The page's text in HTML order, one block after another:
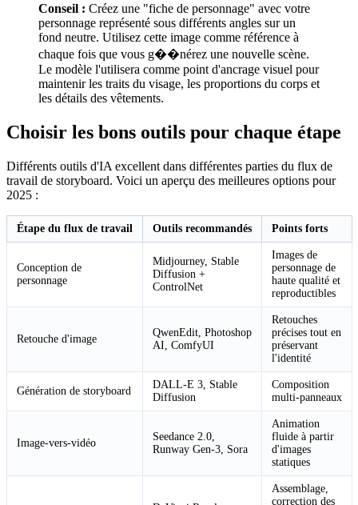
Conseil : Créez une "fiche de personnage" avec votre
personnage représenté sous différents angles sur un
fond neutre. Utilisez cette image comme référence à
chaque fois que vous g��nérez une nouvelle scène.
Le modèle l'utilisera comme point d'ancrage visuel pour
maintenir les traits du visage, les proportions du corps et
les détails des vêtements.
Choisir les bons outils pour chaque étape
Différents outils d'IA excellent dans différentes parties du flux de
travail de storyboard. Voici un aperçu des meilleures options pour
2025 :
Étape du flux de travail Outils recommandés Points forts
Conception de
personnage
Midjourney, Stable
Diffusion +
ControlNet
Images de
personnage de
haute qualité et
reproductibles
Retouche d'image
QwenEdit, Photoshop
AI, ComfyUI
Retouches
précises tout en
préservant
l'identité
Génération de storyboard
DALL-E 3, Stable
Diffusion
Composition
multi-panneaux
Image-vers-vidéo
Seedance 2.0,
Runway Gen-3, Sora
Animation
fluide à partir
d'images
statiques
Assemblage,
correction des